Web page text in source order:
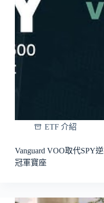
ETF 介紹
Vanguard VOO取代SPY
冠軍寶座